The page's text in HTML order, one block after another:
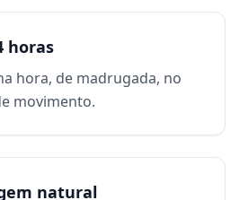
horas
hora, de madrugada, no
movimento.
natural